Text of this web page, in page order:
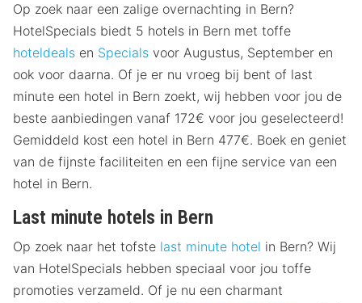
Op zoek naar een zalige overnachting in Bern?
HotelSpecials biedt 5 hotels in Bern met toffe
hoteldeals en Specials voor Augustus, September en
ook voor daarna. Of je er nu vroeg bij bent of last
minute een hotel in Bern zoekt, wij hebben voor jou de
beste aanbiedingen vanaf 172€ voor jou geselecteerd!
Gemiddeld kost een hotel in Bern 477€. Boek en geniet
van de fijnste faciliteiten en een fijne service van een
hotel in Bern.
Last minute hotels in Bern
Op zoek naar het tofste last minute hotel in Bern? Wij
van HotelSpecials hebben speciaal voor jou toffe
promoties verzameld. Of je nu een charmant